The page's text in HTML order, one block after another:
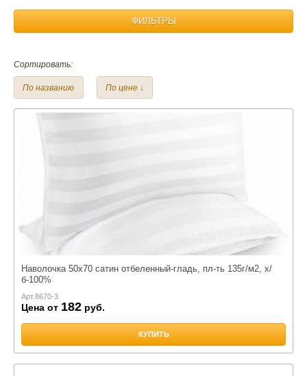
ФИЛЬТРЫ
Материал:
Сортировать:
По названию По цене ↓
Наволочка 50х70 сатин отбеленный-гладь, пл-ть 135г/м2, х/
б-100%
Арт.8670-3
Цена от 182 руб.
КУПИТЬ